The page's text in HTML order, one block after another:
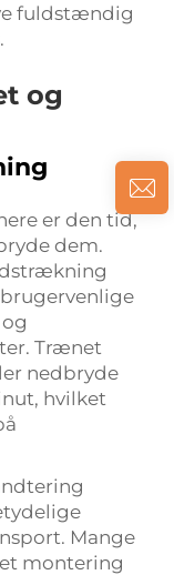
fuldstændig
og
er den tid,
dem.
Trænet
nedbryde
hvilket
Mange
montering